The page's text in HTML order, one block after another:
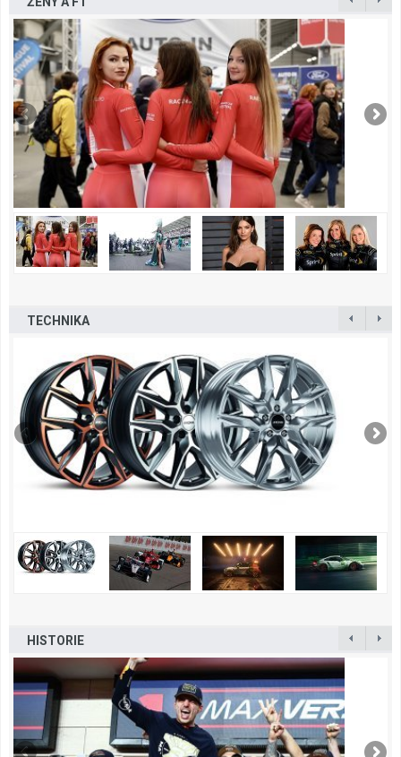
TECHNIKA
HISTORIE